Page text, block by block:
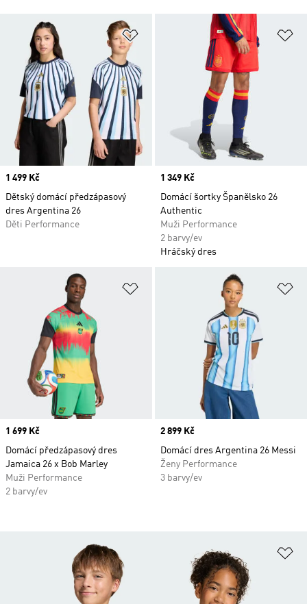
Přidat do seznamu přání
Price
1 499 Kč
Dětský domácí předzápasový
dres Argentina 26
Děti Performance
Price
1 349 Kč
Domácí šortky Španělsko 26
Authentic
Muži Performance
2 barvy/ev
Hráčský dres
Přidat do seznamu přání
Price
1 699 Kč
Domácí předzápasový dres
Jamaica 26 x Bob Marley
Muži Performance
2 barvy/ev
Price
2 899 Kč
Domácí dres Argentina 26 Messi
Ženy Performance
3 barvy/ev